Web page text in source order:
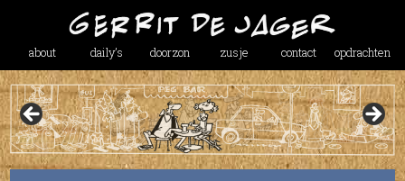
about daily’s doorzon zusje contact opdrachten